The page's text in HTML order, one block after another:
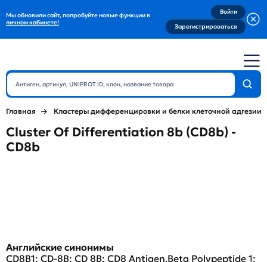
Мы обновили сайт, попробуйте новые функции в
личном кабинете!
Войти
Зарегистрироваться
Главная Кластеры дифференцировки и белки клеточной адгезии
Cluster Of Differentiation 8b (CD8b) -
CD8b
Английские синонимы
CD8B1; CD-8B; CD 8B; CD8 Antigen,Beta Polypeptide 1;